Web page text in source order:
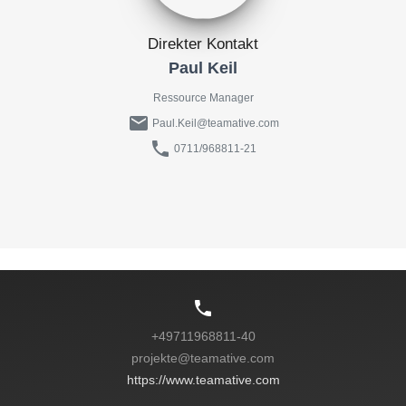
Direkter Kontakt
Paul Keil
Ressource Manager
mail Paul.Keil@teamative.com
phone 0711/968811-21
Job? Sende
phone
+49711968811-40
projekte@teamative.com
https://www.teamative.com